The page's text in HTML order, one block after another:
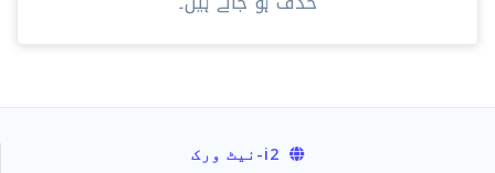
i2-نیٹ ورک